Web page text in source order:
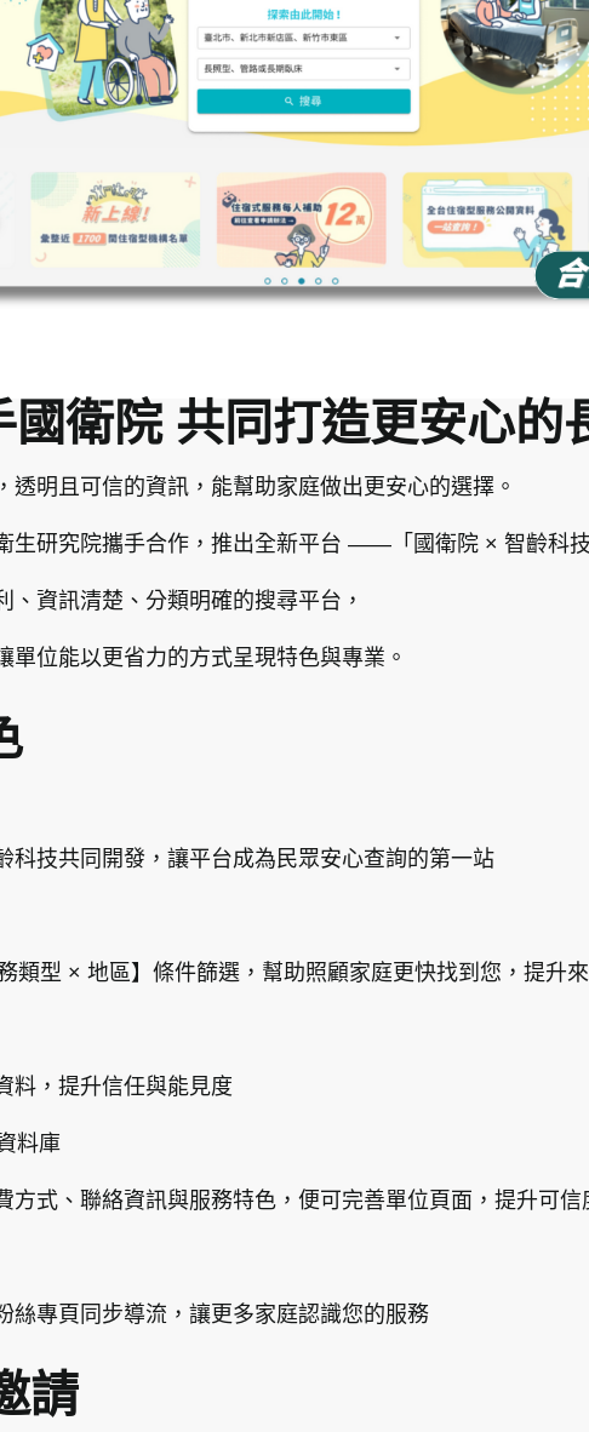
國衛院 共同打造更安心的
透明且可信的資訊，能幫助家庭做出更安心的選擇。
生研究院攜手合作，推出全新平台 ——「國衛院 × 智齡科
、資訊清楚、分類明確的搜尋平台，
單位能以更省力的方式呈現特色與專業。
科技共同開發，讓平台成為民眾安心查詢的第一站
類型 × 地區】條件篩選，幫助照顧家庭更快找到您，提升
料，提升信任與能見度
料庫
方式、聯絡資訊與服務特色，便可完善單位頁面，提升可信
絲專頁同步導流，讓更多家庭認識您的服務
請